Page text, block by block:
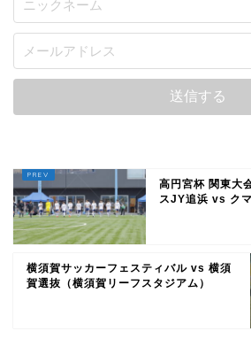
高円宮杯 関東大
スJY追浜 vs ク
横須賀サッカーフェスティバル vs 横須
賀選抜（横須賀リーフスタジアム）